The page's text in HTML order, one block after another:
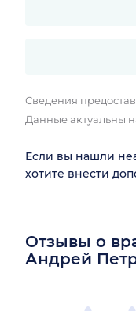
Сведения
Данные актуальны
Если вы нашли
хотите внести
Отзывы о
Андрей